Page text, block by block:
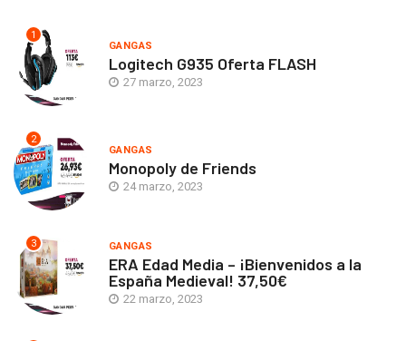
1
GANGAS
Logitech G935 Oferta FLASH
27 marzo, 2023
2
GANGAS
Monopoly de Friends
24 marzo, 2023
3 GANGAS
ERA Edad Media – ¡Bienvenidos a la
España Medieval! 37,50€
22 marzo, 2023